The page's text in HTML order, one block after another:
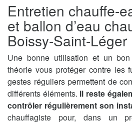
Entretien chauffe-
et ballon d’eau
Boissy-Saint-Léger
Une bonne utilisation et un
théorie vous protéger contre les
gestes réguliers permettent de
différents éléments. Il reste
contrôler régulièrement son
chauffagiste pour, dans un